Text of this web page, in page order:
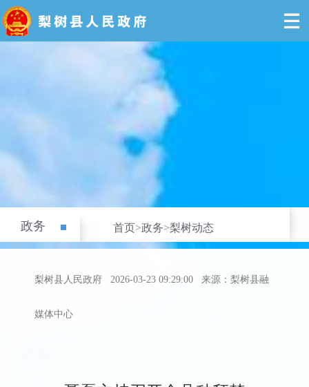
政务 首页>政务>梨树动态
梨树县人民政府 2026-03-23 09:29:00 来源：梨树县融
媒体中心